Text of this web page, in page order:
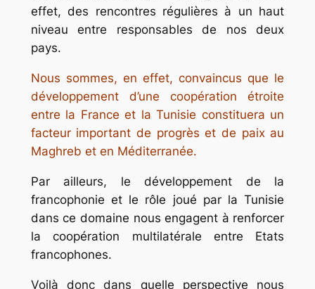
effet, des rencontres régulières à un haut
niveau entre responsables de nos deux
pays.
Nous sommes, en effet, convaincus que le
développement d’une coopération étroite
entre la France et la Tunisie constituera un
facteur important de progrès et de paix au
Maghreb et en Méditerranée.
Par ailleurs, le développement de la
francophonie et le rôle joué par la Tunisie
dans ce domaine nous engagent à renforcer
la coopération multilatérale entre Etats
francophones.
Voilà donc dans quelle perspective nous